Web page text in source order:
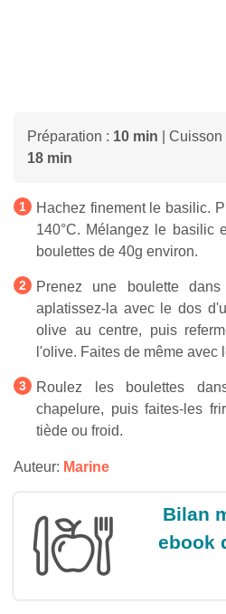
Préparation : 10 min | Cuisson
18 min
Hachez finement le basilic.
140°C. Mélangez le basilic
boulettes de 40g environ.
Prenez une boulette
aplatissez-la avec le dos
olive au centre, puis
l'olive. Faites de même avec
Roulez les boulettes
chapelure, puis faites-les
tiède ou froid.
Auteur: Marine
Bilan
ebook